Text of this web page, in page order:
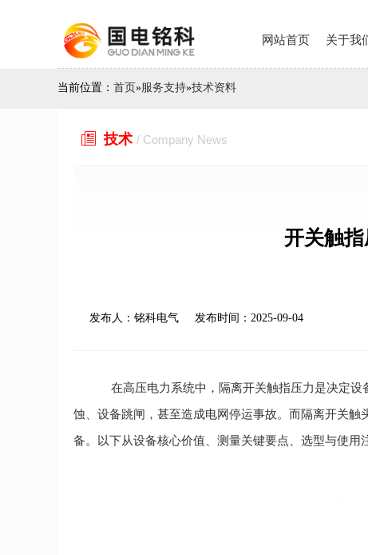
网站首页 关于我
当前位置： 首页»服务支持»技术资料
 技术 / Company News
开关触
发布人：铭科电气 发布时间：2025-09-04
在高压电力系统中，隔离开关触指压力是决定
蚀、设备跳闸，甚至造成电网停运事故。而隔离开关
备。以下从设备核心价值、测量关键要点、选型与使用